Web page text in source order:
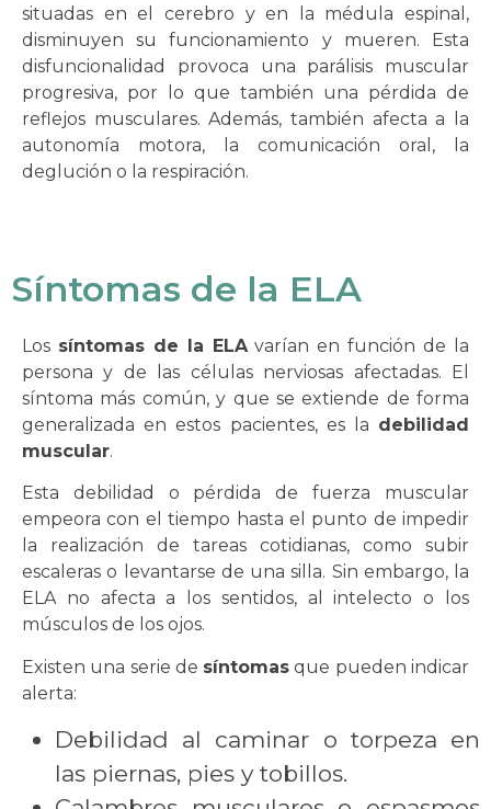
situadas en el cerebro y en la médula espinal,
disminuyen su funcionamiento y mueren. Esta
disfuncionalidad provoca una parálisis muscular
progresiva, por lo que también una pérdida de
reflejos musculares. Además, también afecta a la
autonomía motora, la comunicación oral, la
deglución o la respiración.
Síntomas de la ELA
Los síntomas de la ELAvarían en función de la
persona y de las células nerviosas afectadas. El
síntoma más común, y que se extiende de forma
generalizada en estos pacientes, es la debilidad
muscular.
Esta debilidad o pérdida de fuerza muscular
empeora con el tiempo hasta el punto de impedir
la realización de tareas cotidianas, como subir
escaleras o levantarse de una silla. Sin embargo, la
ELA no afecta a los sentidos, al intelecto o los
músculos de los ojos.
Existen una serie de síntomas que pueden indicar
alerta:
Debilidad al caminar o torpeza en
las piernas, pies y tobillos.